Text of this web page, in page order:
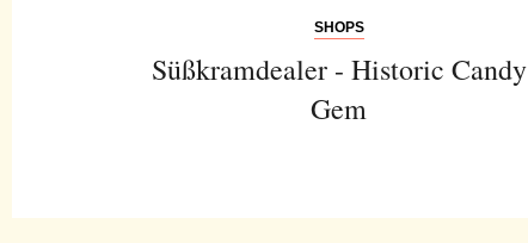
SHOPS
Süßkramdealer - Historic Candy
Gem